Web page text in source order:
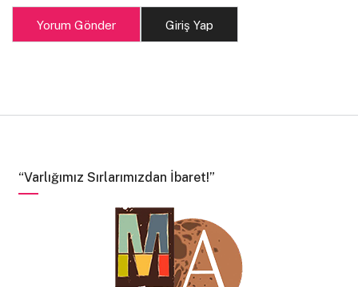
Yorum Gönder Giriş Yap
“Varlığımız Sırlarımızdan İbaret!”